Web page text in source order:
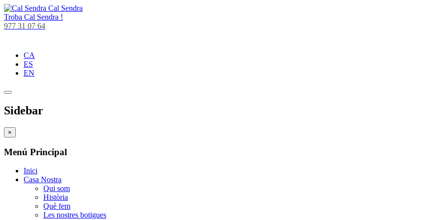
Cal Sendra
Troba Cal Sendra !
977 31 07 64
CA
ES
EN
Sidebar
×
Menú Principal
Inici
Casa Nostra
Qui som
Història
Què fem
Les nostres botigues